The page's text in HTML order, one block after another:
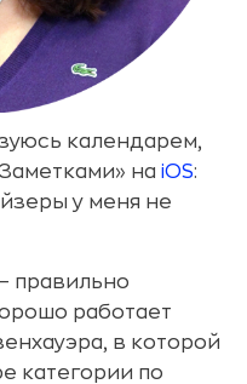
календарем,
на iOS:
у меня не
правильно
работает
в которой
категории по